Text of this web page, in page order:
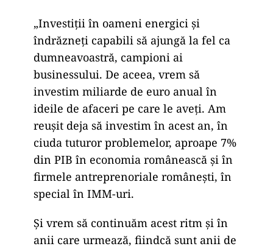
„Investiţii în oameni energici şi
îndrăzneţi capabili să ajungă la fel ca
dumneavoastră, campioni ai
businessului. De aceea, vrem să
investim miliarde de euro anual în
ideile de afaceri pe care le aveţi. Am
reuşit deja să investim în acest an, în
ciuda tuturor problemelor, aproape 7%
din PIB în economia românească şi în
firmele antreprenoriale româneşti, în
special în IMM-uri.
Şi vrem să continuăm acest ritm şi în
anii care urmează, fiindcă sunt anii de